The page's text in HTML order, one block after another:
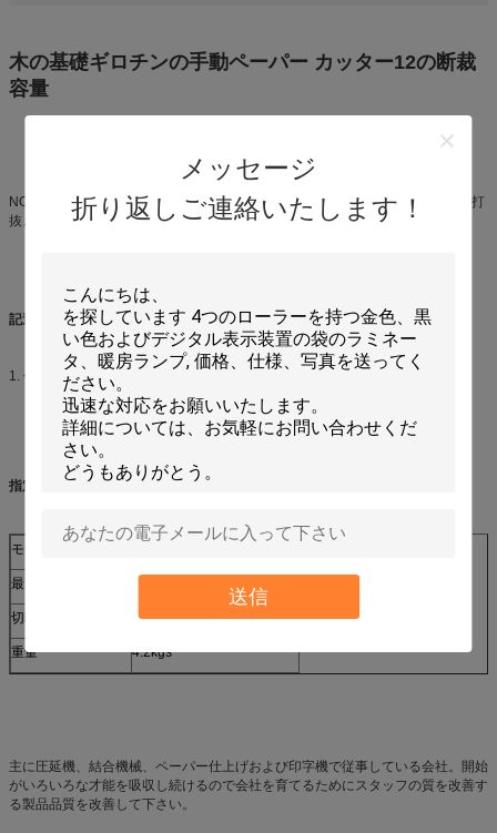
メッセージ
折り返しご連絡いたします！
送信
木の基礎ギロチンの手動ペーパー カッター12の断裁
容量
NO.828はペーパー シート、本および写真アルバムを切るのため手動ペーパー打
抜き機、それですです。
記述:
1. 作動すること容易。
指定:
モデル
最高の切断のサイズ B3、A3、B4、A4、B5、B6
切断容量 12枚のシート
重量 4.2kgs
主に圧延機、結合機械、ペーパー仕上げおよび印字機で従事している会社。開始
がいろいろな才能を吸収し続けるので会社を育てるためにスタッフの質を改善す
る製品品質を改善して下さい。